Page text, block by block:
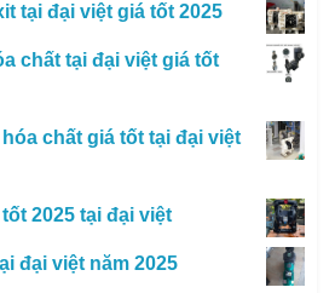
tại đại việt giá tốt 2025
chất tại đại việt giá tốt
chất giá tốt tại đại việt
2025 tại đại việt
đại việt năm 2025